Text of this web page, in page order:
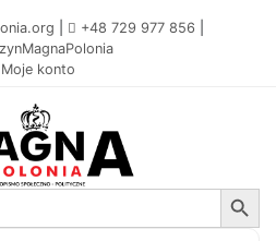
+48 729 977 856
Moje konto
Search Button